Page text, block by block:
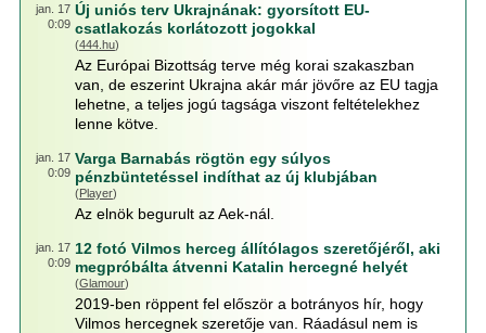
jan. 17
0:09
Új uniós terv Ukrajnának: gyorsított EU-
csatlakozás korlátozott jogokkal
(444.hu)
Az Európai Bizottság terve még korai szakaszban
van, de eszerint Ukrajna akár már jövőre az EU tagja
lehetne, a teljes jogú tagsága viszont feltételekhez
lenne kötve.
jan. 17
0:09
Varga Barnabás rögtön egy súlyos
pénzbüntetéssel indíthat az új klubjában
(Player)
Az elnök begurult az Aek-nál.
jan. 17
0:09
12 fotó Vilmos herceg állítólagos szeretőjéről, aki
megpróbálta átvenni Katalin hercegné helyét
(Glamour)
2019-ben röppent fel először a botrányos hír, hogy
Vilmos hercegnek szeretője van. Ráadásul nem is